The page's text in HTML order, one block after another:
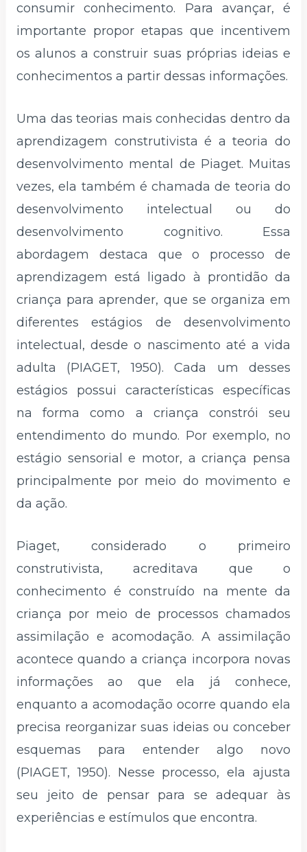
consumir conhecimento. Para avançar, é
importante propor etapas que incentivem
os alunos a construir suas próprias ideias e
conhecimentos a partir dessas informações.
Uma das teorias mais conhecidas dentro da
aprendizagem construtivista é a teoria do
desenvolvimento mental de Piaget. Muitas
vezes, ela também é chamada de teoria do
desenvolvimento intelectual ou do
desenvolvimento cognitivo. Essa
abordagem destaca que o processo de
aprendizagem está ligado à prontidão da
criança para aprender, que se organiza em
diferentes estágios de desenvolvimento
intelectual, desde o nascimento até a vida
adulta (PIAGET, 1950). Cada um desses
estágios possui características específicas
na forma como a criança constrói seu
entendimento do mundo. Por exemplo, no
estágio sensorial e motor, a criança pensa
principalmente por meio do movimento e
da ação.
Piaget, considerado o primeiro
construtivista, acreditava que o
conhecimento é construído na mente da
criança por meio de processos chamados
assimilação e acomodação. A assimilação
acontece quando a criança incorpora novas
informações ao que ela já conhece,
enquanto a acomodação ocorre quando ela
precisa reorganizar suas ideias ou conceber
esquemas para entender algo novo
(PIAGET, 1950). Nesse processo, ela ajusta
seu jeito de pensar para se adequar às
experiências e estímulos que encontra.